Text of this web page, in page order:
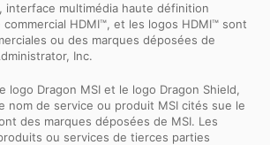
interface multimédia haute définition
commercial HDMI™, et les logos HDMI™ sont
ou des marques déposées de
Inc.
logo Dragon MSI et le logo Dragon Shield,
nom de service ou produit MSI cités sue le
des marques déposées de MSI. Les
ou services de tierces parties